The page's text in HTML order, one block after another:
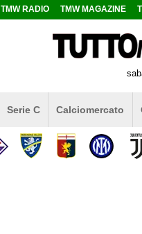
TMW RADIO TMW MAGAZINE
Serie C Calciomercato